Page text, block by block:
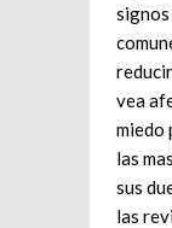
signos
vea
miedo
las
sus
las